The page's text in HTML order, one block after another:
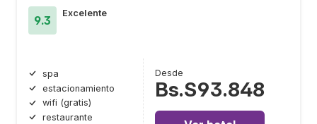
9.3
Excelente
spa
estacionamiento
wifi (gratis)
restaurante
Desde
Bs.S93.848